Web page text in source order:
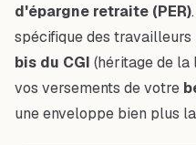
d'épargne retraite (PER)
spécifique des travailleurs
bis du CGI (héritage de la
vos versements de votre
une enveloppe bien plus